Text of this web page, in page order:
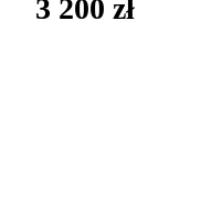
3 200 zł